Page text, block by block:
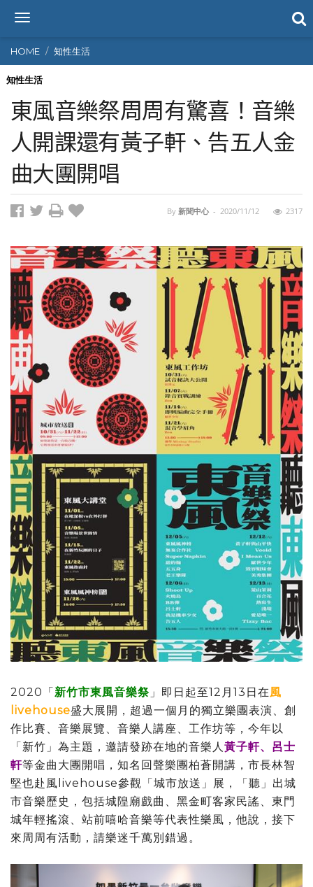
T
g
g
l
n
a
v
g
a
t
HOME 知性生活
知性生活
東風音樂祭周周有驚喜！音樂
人開課還有黃子軒、告五人金
曲大團開唱
By 新聞中心 - 2020/11/12 2317
2020「新竹市東風音樂祭 」即日起至12月13日在風
livehouse盛大展開，超過一個月的獨立樂團表演、創
作比賽、音樂展覽、音樂人講座、工作坊等，今年以
「新竹」為主題，邀請發跡在地的音樂人 黃子軒、呂士
軒等金曲大團開唱，知名回聲樂團柏蒼開講，市長林智
堅也赴風livehouse參觀「城市放送」展，「聽」出城
市音樂歷史，包括城隍廟戲曲、黑金町客家民謠、東門
城年輕搖滾、站前嘻哈音樂等代表性樂風，他說，接下
來周周有活動，請樂迷千萬別錯過。